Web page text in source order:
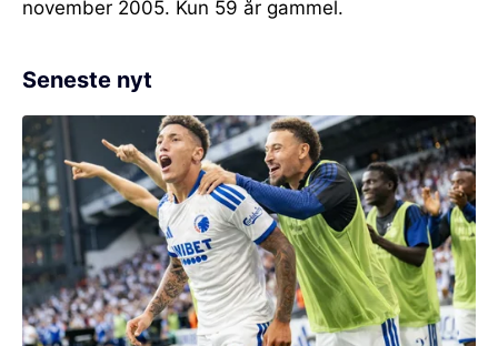
november 2005. Kun 59 år gammel.
Seneste nyt